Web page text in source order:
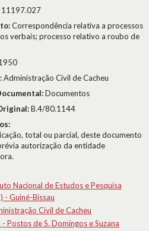
11197.027
Correspondência relativa a processos
verbais; processo relativo a roubo de
Administração Civil de Cacheu
Documentos
B.4/80.1144
total ou parcial, deste documento
autorização da entidade
Nacional de Estudos e Pesquisa
- Guiné-Bissau
Civil de Cacheu
- Postos de S. Domingos e Suzana